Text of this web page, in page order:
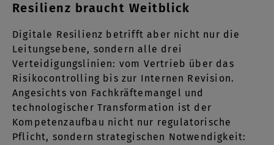
Resilienz braucht Weitblick
Digitale Resilienz betrifft aber nicht nur die
Leitungsebene, sondern alle drei
Verteidigungslinien: vom Vertrieb über das
Risikocontrolling bis zur Internen Revision.
Angesichts von Fachkräftemangel und
technologischer Transformation ist der
Kompetenzaufbau nicht nur regulatorische
Pflicht, sondern strategischen Notwendigkeit: